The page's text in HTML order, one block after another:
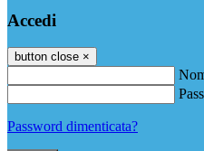
Accedi
button close ×
Password dimenticata?